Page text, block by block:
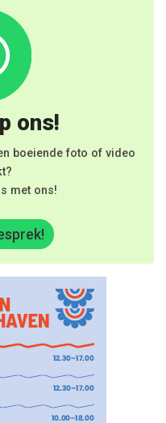
ons!
boeiende foto of video
met ons!